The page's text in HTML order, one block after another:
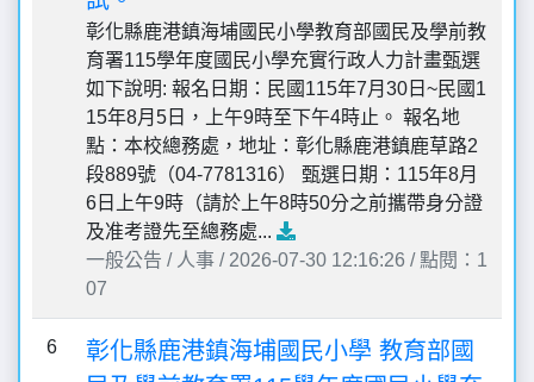
彰化縣鹿港鎮海埔國民小學教育部國民及學前教
育署115學年度國民小學充實行政人力計畫甄選
如下說明: 報名日期：民國115年7月30日~民國1
15年8月5日，上午9時至下午4時止。 報名地
點：本校總務處，地址：彰化縣鹿港鎮鹿草路2
段889號（04-7781316） 甄選日期：115年8月
6日上午9時（請於上午8時50分之前攜帶身分證
及准考證先至總務處...
一般公告 / 人事 / 2026-07-30 12:16:26 / 點閱：1
07
6
彰化縣鹿港鎮海埔國民小學 教育部國